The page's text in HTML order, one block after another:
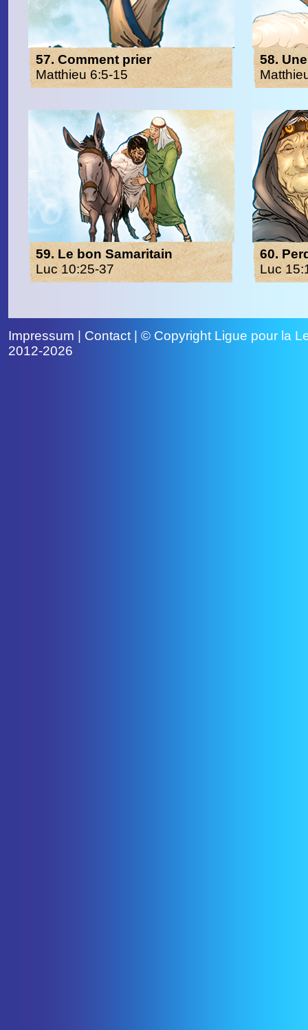
57. Comment prier
Matthieu 6:5-15
58.
59. Le bon Samaritain
Luc 10:25-37
60.
Luc
Impressum Contact| © Copyright Ligue pour la
2012-2026